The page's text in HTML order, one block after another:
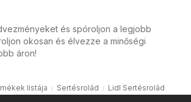
és spóroljon a legjobb
okosan és élvezze a minőségi
áron!
listája Sertésrolád Lidl Sertésrolád